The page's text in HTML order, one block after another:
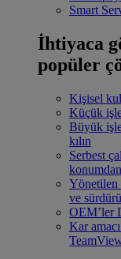
Smart
İhtiyaca
popüler
Kişisel
Küçük
Büyük
kılın
Serbest
Yönetilen
ve
OEM’ler
Kar